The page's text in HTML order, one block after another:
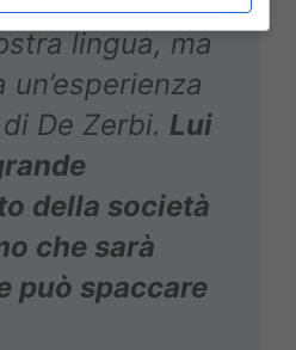
lingua, ma
De Zerbi. Lui
della società
che sarà
può spaccare